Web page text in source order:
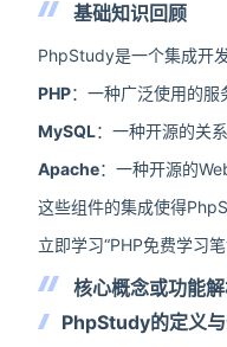
基础知识回顾
PhpStudy是一个集成开
PHP：一种广泛使用的服
MySQL：一种开源的关
Apache：一种开源的
这些组件的集成使得
立即学习“PHP免费学习笔
核心概念或功能
PhpStudy的定义与